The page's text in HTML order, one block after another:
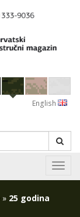
English
» 25 godina